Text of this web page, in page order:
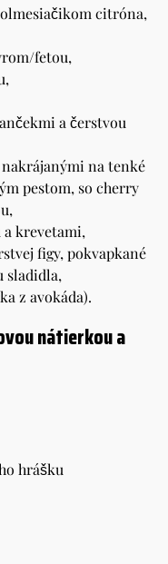
citróna,
fetou,
a čerstvou
na tenké
pestom, so cherry
krevetami,
figy, pokvapkané
sladidla,
z avokáda).
nátierkou a
hrášku